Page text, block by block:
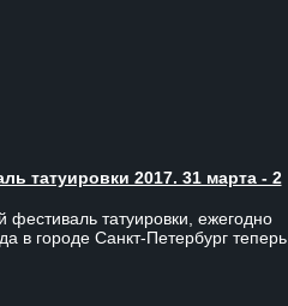
татуировки 2017. 31 марта - 2
фестиваль татуировки, ежегодно
в городе Санкт-Петербург теперь